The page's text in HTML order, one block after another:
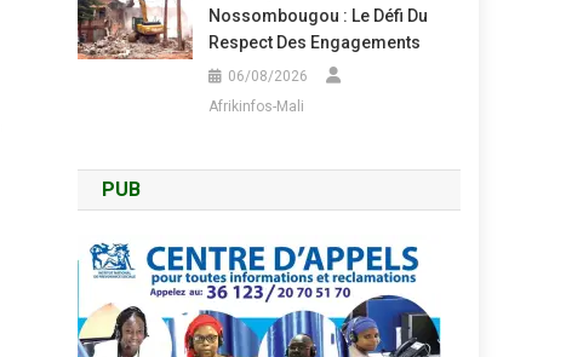
Nossombougou : Le Défi Du
Respect Des Engagements
06/08/2026
Afrikinfos-Mali
PUB